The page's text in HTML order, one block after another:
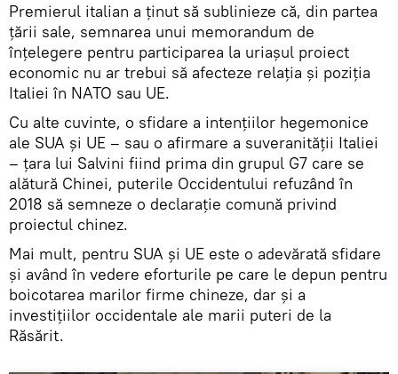
Premierul italian a ținut să sublinieze că, din partea
țării sale, semnarea unui memorandum de
înţelegere pentru participarea la uriașul proiect
economic nu ar trebui să afecteze relația și poziția
Italiei în NATO sau UE.
Cu alte cuvinte, o sfidare a intențiilor hegemonice
ale SUA și UE – sau o afirmare a suveranității Italiei
– țara lui Salvini fiind prima din grupul G7 care se
alătură Chinei, puterile Occidentului refuzând în
2018 să semneze o declaraţie comună privind
proiectul chinez.
Mai mult, pentru SUA și UE este o adevărată sfidare
și având în vedere eforturile pe care le depun pentru
boicotarea marilor firme chineze, dar și a
investițiilor occidentale ale marii puteri de la
Răsărit.